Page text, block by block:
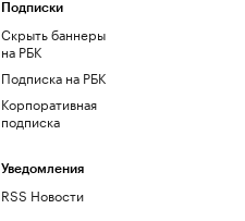
Подписки
Скрыть баннеры
на РБК
Подписка на РБК
Корпоративная
подписка
Уведомления
RSS Новости